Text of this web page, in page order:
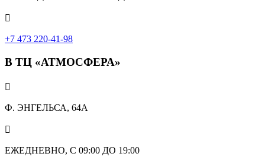

+7 473 220-41-98
В ТЦ «АТМОСФЕРА»

Ф. ЭНГЕЛЬСА, 64А

ЕЖЕДНЕВНО, С 09:00 ДО 19:00